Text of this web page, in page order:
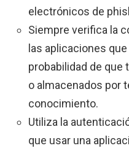
electrónicos de
Siempre verifica la
las aplicaciones
probabilidad de
o almacenados por
conocimiento.
Utiliza la
que usar una